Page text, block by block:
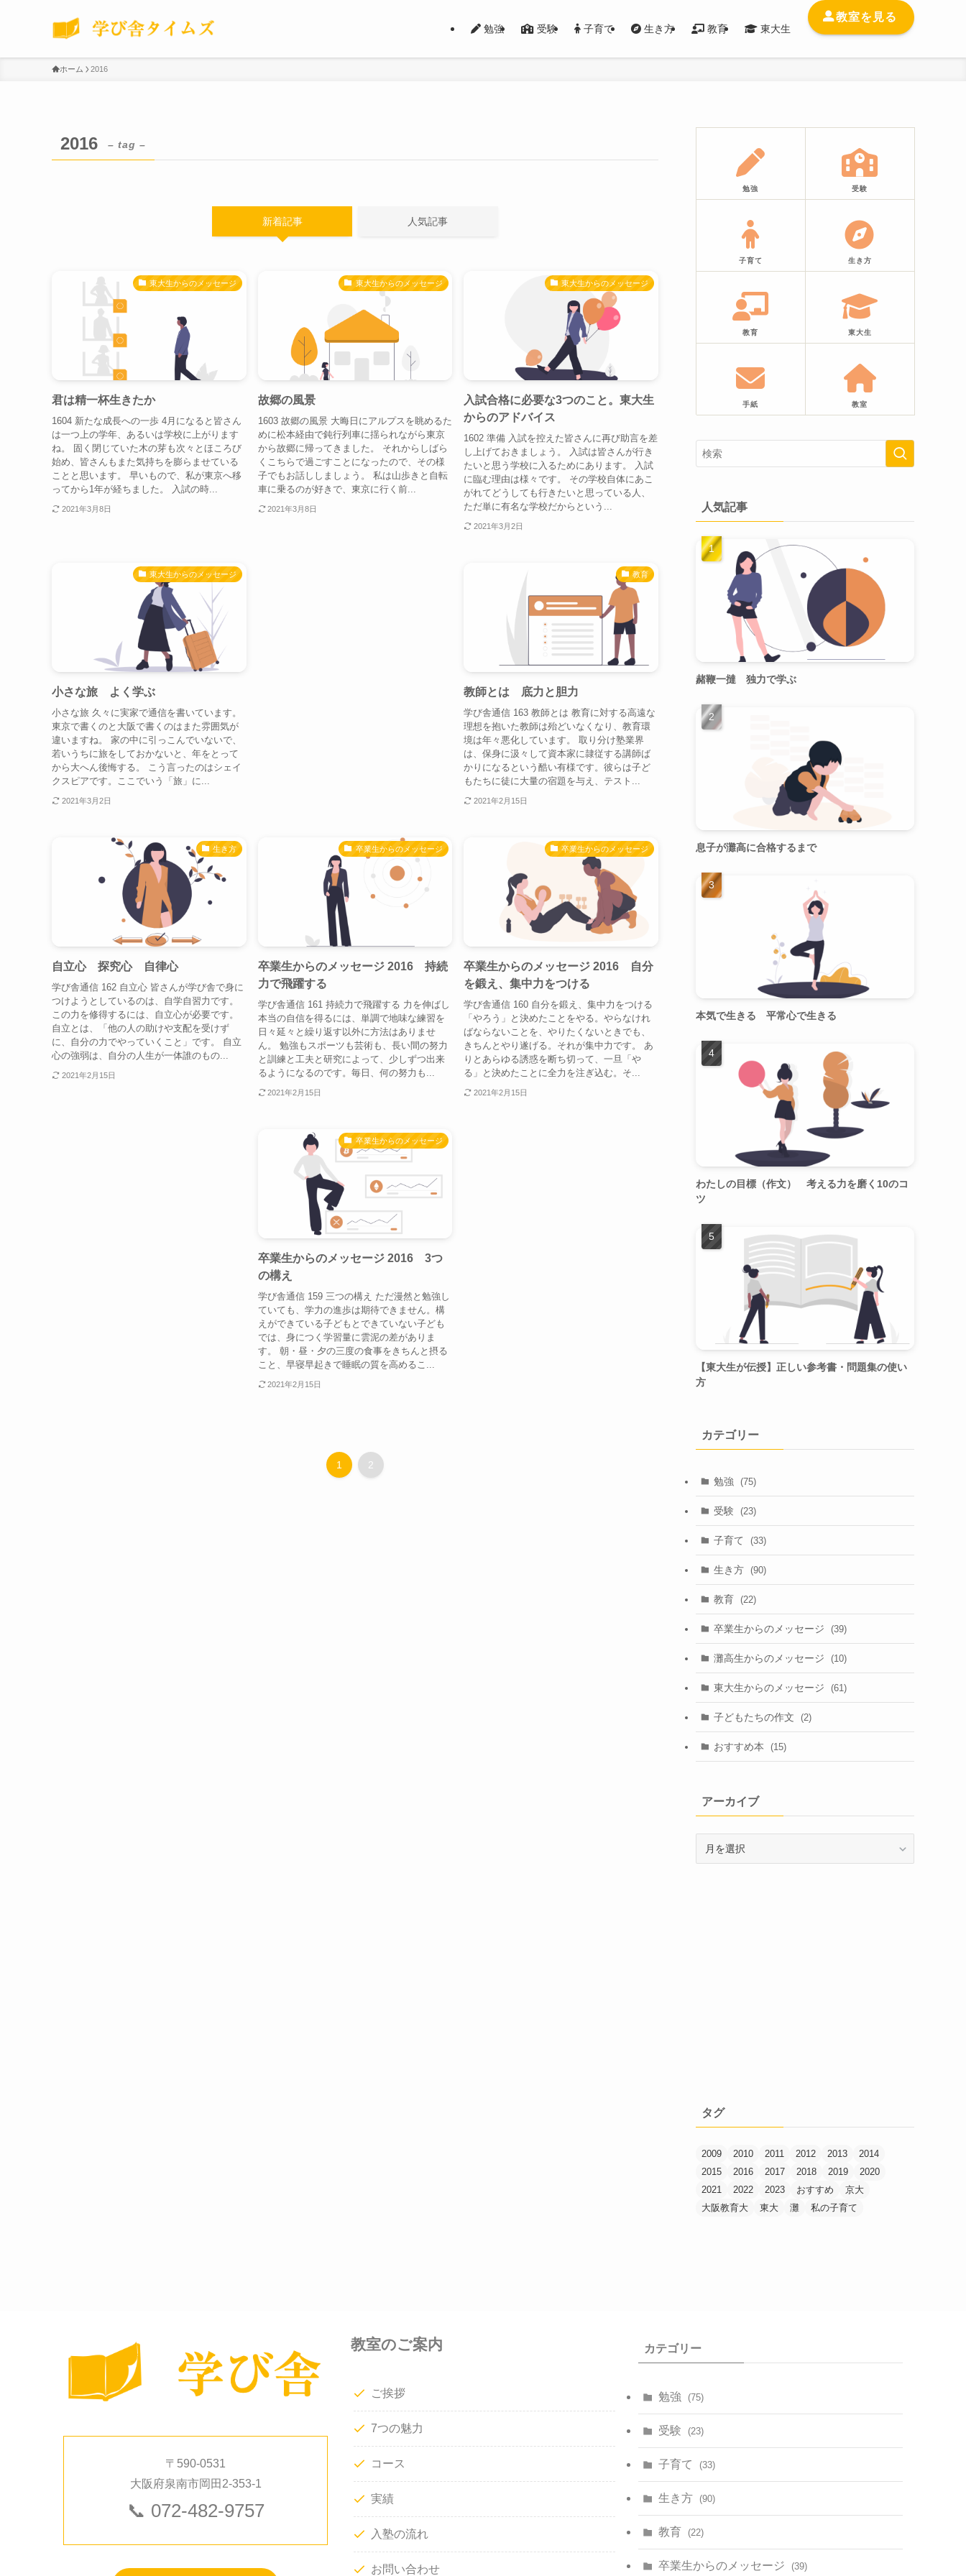
勉強 受験 子育て 生き方 教育 東大生
教室を見る
ホーム 2016
2016 – tag –
新着記事 人気記事
東大生からのメッセージ
君は精一杯生きたか
1604 新たな成長への一歩 4月になると皆さん
は一つ上の学年、あるいは学校に上がります
ね。 固く閉じていた木の芽も次々とほころび
始め、皆さんもまた気持ちを膨らませている
ことと思います。 早いもので、私が東京へ移
ってから1年が経ちました。 入試の時...
2021年3月8日
東大生からのメッセージ
故郷の風景
1603 故郷の風景 大晦日にアルプスを眺めるた
めに松本経由で鈍行列車に揺られながら東京
から故郷に帰ってきました。 それからしばら
くこちらで過ごすことになったので、その様
子でもお話ししましょう。 私は山歩きと自転
車に乗るのが好きで、東京に行く前...
2021年3月8日
東大生からのメッセージ
入試合格に必要な3つのこと。東大生
からのアドバイス
1602 準備 入試を控えた皆さんに再び助言を差
し上げておきましょう。 入試は皆さんが行き
たいと思う学校に入るためにあります。 入試
に臨む理由は様々です。 その学校自体にあこ
がれてどうしても行きたいと思っている人、
ただ単に有名な学校だからという...
2021年3月2日
東大生からのメッセージ
小さな旅 よく学ぶ
小さな旅 久々に実家で通信を書いています。
東京で書くのと大阪で書くのはまた雰囲気が
違いますね。 家の中に引っこんでいないで、
若いうちに旅をしておかないと、年をとって
から大へん後悔する。 こう言ったのはシェイ
クスピアです。ここでいう「旅」に...
2021年3月2日
教育
教師とは 底力と胆力
学び舎通信 163 教師とは 教育に対する高遠な
理想を抱いた教師は殆どいなくなり、教育環
境は年々悪化しています。 取り分け塾業界
は、保身に汲々して資本家に隷従する講師ば
かりになるという酷い有様です。彼らは子ど
もたちに徒に大量の宿題を与え、テスト...
2021年2月15日
生き方
自立心 探究心 自律心
学び舎通信 162 自立心 皆さんが学び舎で身に
つけようとしているのは、自学自習力です。
この力を修得するには、自立心が必要です。
自立とは、「他の人の助けや支配を受けず
に、自分の力でやっていくこと」です。 自立
心の強弱は、自分の人生が一体誰のもの...
2021年2月15日
卒業生からのメッセージ
卒業生からのメッセージ 2016 持続
力で飛躍する
学び舎通信 161 持続力で飛躍する 力を伸ばし
本当の自信を得るには、単調で地味な練習を
日々延々と繰り返す以外に方法はありませ
ん。 勉強もスポーツも芸術も、長い間の努力
と訓練と工夫と研究によって、少しずつ出来
るようになるのです。毎日、何の努力も...
2021年2月15日
卒業生からのメッセージ
卒業生からのメッセージ 2016 自分
を鍛え、集中力をつける
学び舎通信 160 自分を鍛え、集中力をつける
「やろう」と決めたことをやる。やらなけれ
ばならないことを、やりたくないときでも、
きちんとやり遂げる。それが集中力です。 あ
りとあらゆる誘惑を断ち切って、一旦「や
る」と決めたことに全力を注ぎ込む。そ...
2021年2月15日
卒業生からのメッセージ
卒業生からのメッセージ 2016 3つ
の構え
学び舎通信 159 三つの構え ただ漫然と勉強し
ていても、学力の進歩は期待できません。構
えができている子どもとできていない子ども
では、身につく学習量に雲泥の差がありま
す。 朝・昼・夕の三度の食事をきちんと摂る
こと、早寝早起きで睡眠の質を高めるこ...
2021年2月15日
1 2
勉強 受験
子育て 生き方
教育 東大生
手紙 教室
人気記事
赭鞭一撻 独力で学ぶ
息子が灘高に合格するまで
本気で生きる 平常心で生きる
わたしの目標（作文） 考える力を磨く10のコ
ツ
【東大生が伝授】正しい参考書・問題集の使い
方
カテゴリー
勉強 (75)
受験 (23)
子育て (33)
生き方 (90)
教育 (22)
卒業生からのメッセージ (39)
灘高生からのメッセージ (10)
東大生からのメッセージ (61)
子どもたちの作文 (2)
おすすめ本 (15)
アーカイブ
タグ
2009 2010 2011 2012 2013
2014
2015
2016 2017 2018 2019
2020
2021
2022 2023 おすすめ
京大
大阪教育大
東大 灘 私の子育て
〒590-0531
大阪府泉南市岡田2-353-1
📞 072-482-9757
教室のご案内
ご挨拶
7つの魅力
コース
実績
入塾の流れ
お問い合わせ
カテゴリー
勉強 (75)
受験 (23)
子育て (33)
生き方 (90)
教育 (22)
卒業生からのメッセージ (39)